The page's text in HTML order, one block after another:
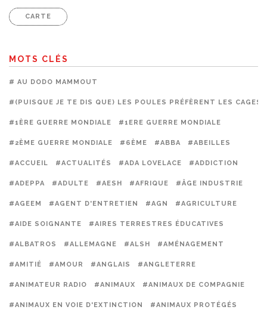
CARTE
MOTS CLÉS
# AU DODO MAMMOUT
#(PUISQUE JE TE DIS QUE) LES POULES PRÉFÈRENT LES CAGES
#1ÈRE GUERRE MONDIALE #1ERE GUERRE MONDIALE
#2ÈME GUERRE MONDIALE #6ÈME #ABBA #ABEILLES
#ACCUEIL #ACTUALITÉS #ADA LOVELACE #ADDICTION
#ADEPPA #ADULTE #AESH #AFRIQUE #ÂGE INDUSTRIE
#AGEEM #AGENT D'ENTRETIEN #AGN #AGRICULTURE
#AIDE SOIGNANTE #AIRES TERRESTRES ÉDUCATIVES
#ALBATROS #ALLEMAGNE #ALSH #AMÉNAGEMENT
#AMITIÉ #AMOUR #ANGLAIS #ANGLETERRE
#ANIMATEUR RADIO #ANIMAUX #ANIMAUX DE COMPAGNIE
#ANIMAUX EN VOIE D'EXTINCTION #ANIMAUX PROTÉGÉS